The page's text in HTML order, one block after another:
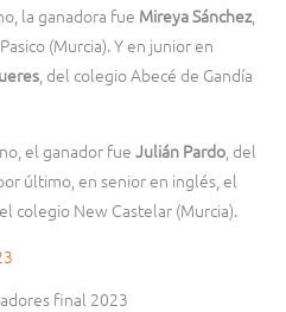
la ganadora fue Mireya Sánchez,
(Murcia). Y en junior en
, del colegio Abecé de Gandía
el ganador fue Julián Pardo, del
último, en senior en inglés, el
colegio New Castelar (Murcia).
final 2023